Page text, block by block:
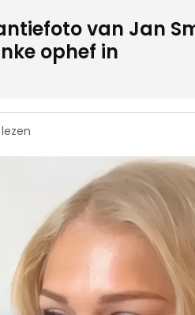
van Jan
ophef in